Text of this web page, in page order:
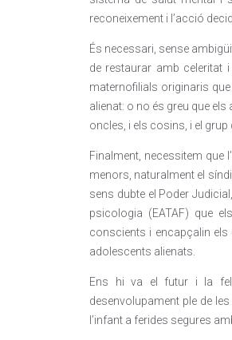
reconeixement i l’acció
És necessari, sense
de restaurar amb celeritat
maternofilials originaris
alienat: o no és greu que els
oncles, i els cosins, i el grup
Finalment, necessitem que
menors, naturalment el
sens dubte el Poder
psicologia (EATAF) que
conscients i encapçalin
adolescents alienats.
Ens hi va el futur i la
desenvolupament ple de
l’infant a ferides segures